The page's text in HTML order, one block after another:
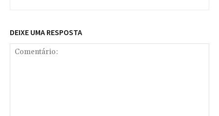
DEIXE UMA RESPOSTA